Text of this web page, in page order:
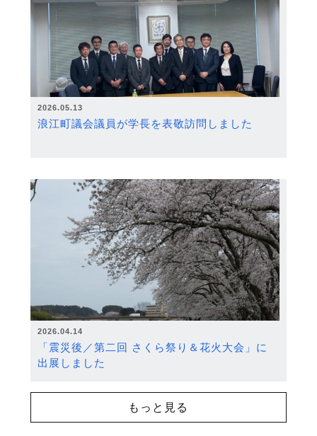
2026.05.13
浪江町議会議員が学長を表敬訪問しました
2026.04.14
「震災後／第二回 さくら祭り＆花火大会」に
出展しました
もっと見る